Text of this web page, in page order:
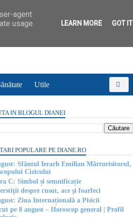
Utile
IN BLOGUL DIANEI
POPULARE PE DIANE.RO
Sfântul Ierarh Emilian Mărturisitorul,
Cizicului
C: Simbol și semnificație
despre cusut, ace şi foarfeci
Ziua Internațională a Pisicii
pe 8 august – Horoscop general | Profil
agent
usage
LEARN MORE GOT IT